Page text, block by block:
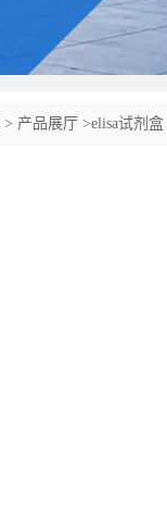
> 产品展厅 >elisa试剂盒